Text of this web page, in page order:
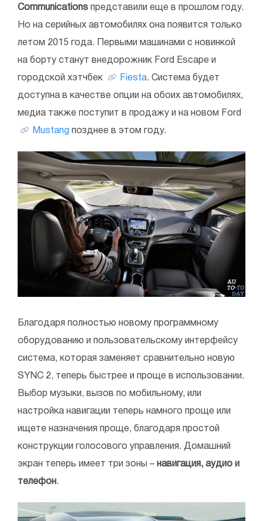
Communications представили еще в прошлом году.
Но на серийных автомобилях она появится только
летом 2015 года. Первыми машинами с новинкой
на борту станут внедорожник Ford Escape и
городской хэтчбек Fiesta. Система будет
доступна в качестве опции на обоих автомобилях,
медиа также поступит в продажу и на новом Ford
Mustang позднее в этом году.
Благодаря полностью новому программному
оборудованию и пользовательскому интерфейсу
система, которая заменяет сравнительно новую
SYNC 2, теперь быстрее и проще в использовании.
Выбор музыки, вызов по мобильному, или
настройка навигации теперь намного проще или
ищете назначения проще, благодаря простой
конструкции голосового управления. Домашний
экран теперь имеет три зоны – навигация, аудио и
телефон.